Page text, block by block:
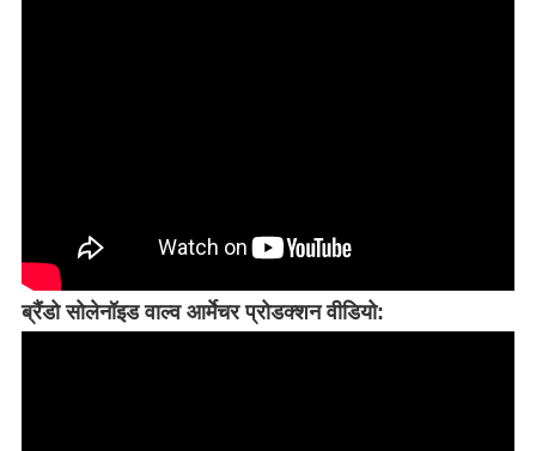
ब्रैंडो सोलेनॉइड वाल्व आर्मेचर प्रोडक्शन वीडियो: